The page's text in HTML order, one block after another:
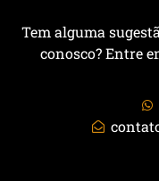
Tem alguma
conosco? Entre